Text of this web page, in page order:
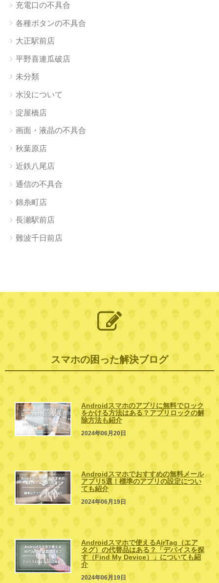
充電口の不具合
各種ボタンの不具合
大正駅前店
平野喜連瓜破店
未分類
水没について
淀屋橋店
画面・液晶の不具合
秋葉原店
近鉄八尾店
通信の不具合
錦糸町店
長瀬駅前店
難波千日前店
スマホの困った解決ブログ
Androidスマホのアプリに無料でロック
をかける方法はある？アプリロックの解
除方法も紹介
2024年06月20日
Androidスマホでおすすめの無料メール
アプリ5選！標準のアプリの設定につい
ても紹介
2024年06月19日
Androidスマホで使えるAirTag（エア
タグ）の代替品はある？「デバイスを探
す（Find My Device）」についても紹
介
2024年06月19日